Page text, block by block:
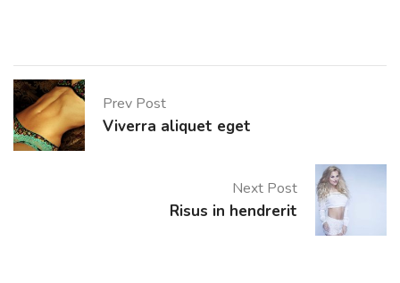
Prev Post
Viverra aliquet eget
Next Post
Risus in hendrerit